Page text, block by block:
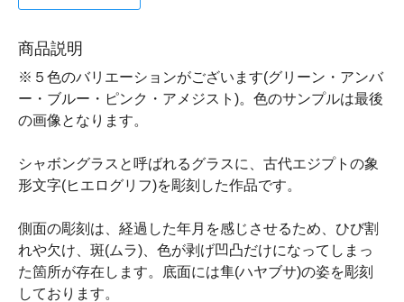
商品説明
※５色のバリエーションがございます(グリーン・アンバ
ー・ブルー・ピンク・アメジスト)。色のサンプルは最後
の画像となります。
シャボングラスと呼ばれるグラスに、古代エジプトの象
形文字(ヒエログリフ)を彫刻した作品です。
側面の彫刻は、経過した年月を感じさせるため、ひび割
れや欠け、斑(ムラ)、色が剥げ凹凸だけになってしまっ
た箇所が存在します。底面には隼(ハヤブサ)の姿を彫刻
しております。